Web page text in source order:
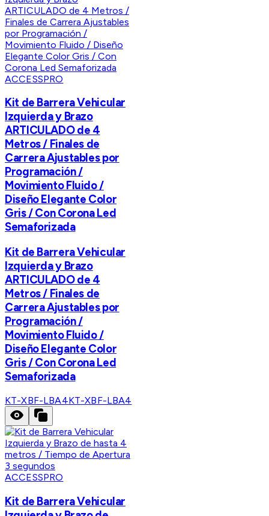
ACCESSPRO
Kit de Barrera Vehicular
Izquierda y Brazo
ARTICULADO de 4
Metros / Finales de
Carrera Ajustables por
Programación /
Movimiento Fluido /
Diseño Elegante Color
Gris / Con Corona Led
Semaforizada
Kit de Barrera Vehicular
Izquierda y Brazo
ARTICULADO de 4
Metros / Finales de
Carrera Ajustables por
Programación /
Movimiento Fluido /
Diseño Elegante Color
Gris / Con Corona Led
Semaforizada
KT-XBF-LBA4KT-XBF-LBA4
ACCESSPRO
Kit de Barrera Vehicular